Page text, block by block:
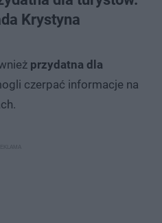
Krystyna
przydatna dla
czerpać informacje na